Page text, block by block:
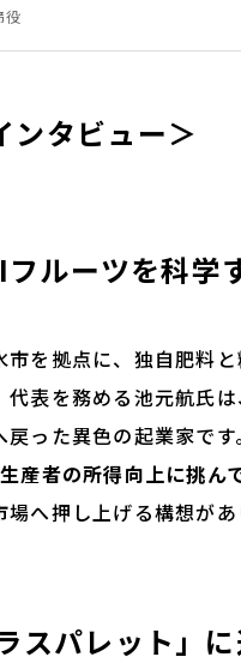
役
ンタビュー＞
ルーツを科学
を拠点に、独自肥料
代表を務める池元航氏
戻った異色の起業家で
産者の所得向上に挑ん
へ押し上げる構想があ
スパレット」